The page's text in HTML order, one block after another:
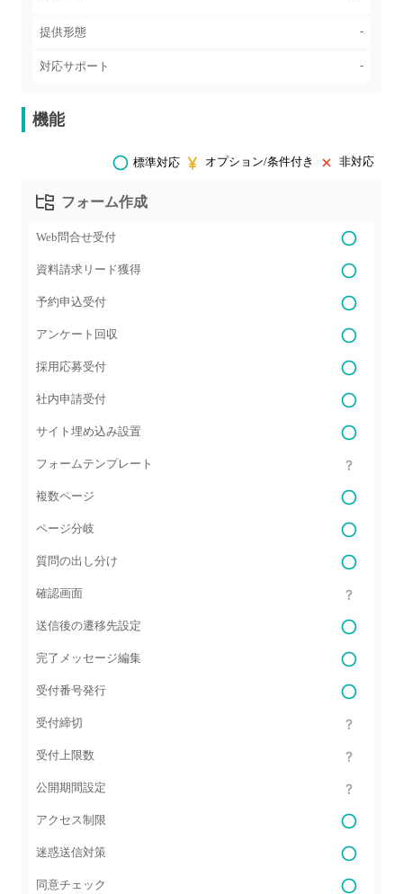
提供形態 -
対応サポート -
機能
標準対応 オプション/条件付き 非対応
フォーム作成
Web問合せ受付
資料請求リード獲得
予約申込受付
アンケート回収
採用応募受付
社内申請受付
サイト埋め込み設置
フォームテンプレート
複数ページ
ページ分岐
質問の出し分け
確認画面
送信後の遷移先設定
完了メッセージ編集
受付番号発行
受付締切
受付上限数
公開期間設定
アクセス制限
迷惑送信対策
同意チェック